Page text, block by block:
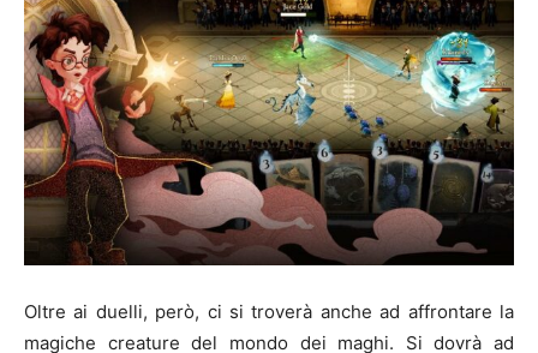
Oltre ai duelli, però, ci si troverà anche ad affrontare la
magiche creature del mondo dei maghi. Si dovrà ad